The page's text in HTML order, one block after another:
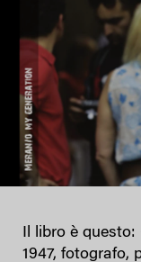
Il libro è questo:
1947, fotografo,